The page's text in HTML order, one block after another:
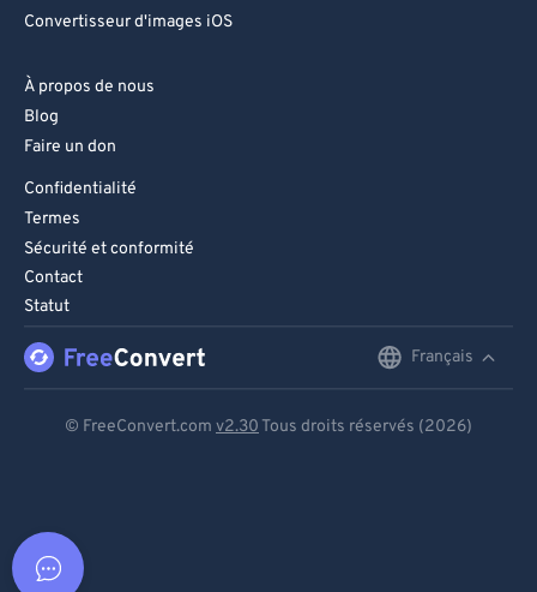
Convertisseur d'images iOS
À propos de nous
Blog
Faire un don
Confidentialité
Termes
Sécurité et conformité
Contact
Statut
Français
© FreeConvert.com v2.30 Tous droits réservés (2026)